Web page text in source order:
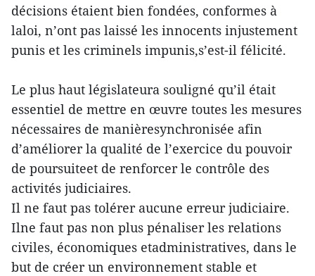
décisions étaient bien fondées, conformes à
laloi, n’ont pas laissé les innocents injustement
punis et les criminels impunis,s’est-il félicité.
Le plus haut législateura souligné qu’il était
essentiel de mettre en œuvre toutes les mesures
nécessaires de manièresynchronisée afin
d’améliorer la qualité de l’exercice du pouvoir
de poursuiteet de renforcer le contrôle des
activités judiciaires.
Il ne faut pas tolérer aucune erreur judiciaire.
Ilne faut pas non plus pénaliser les relations
civiles, économiques etadministratives, dans le
but de créer un environnement stable et